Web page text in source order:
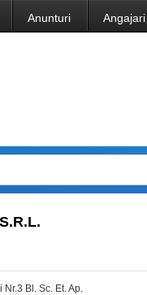
Anunturi Angajari
Nr.3 Bl. Sc. Et. Ap.